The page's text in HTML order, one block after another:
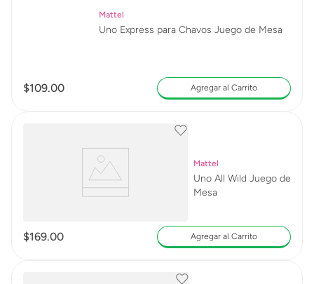
Mattel
Uno Express para Chavos Juego de Mesa
$109.00 Agregar al Carrito
Mattel
Uno All Wild Juego de
Mesa
$169.00 Agregar al Carrito